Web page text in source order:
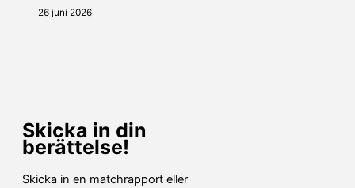
26 juni 2026
Skicka in din
berättelse!
Skicka in en matchrapport eller